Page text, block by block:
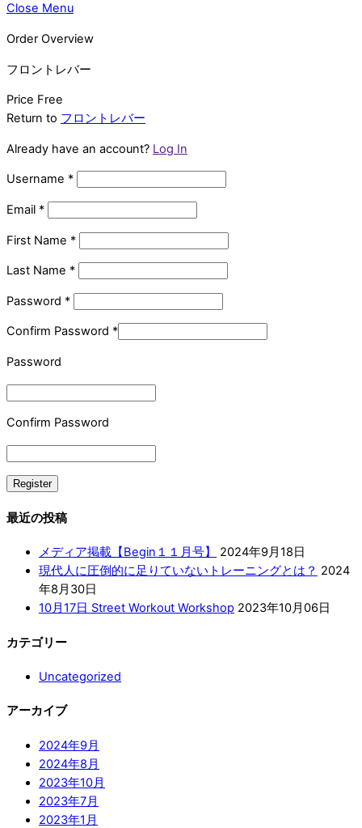
Close Menu
Order Overview
フロントレバー
Price Free
Return to フロントレバー
Already have an account? Log In
Username *
Email *
First Name *
Last Name *
Password *
Confirm Password *
Password
Confirm Password
最近の投稿
メディア掲載【Begin１１月号】
2024年9月18日
現代人に圧倒的に足りていないトレーニングとは？ 2024
年8月30日
10月17日 Street Workout Workshop 2023年10月06日
カテゴリー
Uncategorized
アーカイブ
2024年9月
2024年8月
2023年10月
2023年7月
2023年1月